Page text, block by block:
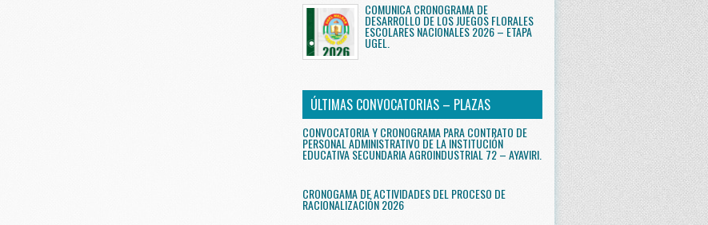
COMUNICA CRONOGRAMA DE
DESARROLLO DE LOS JUEGOS FLORALES
ESCOLARES NACIONALES 2026 – ETAPA
UGEL.
ÚLTIMAS CONVOCATORIAS – PLAZAS
CONVOCATORIA Y CRONOGRAMA PARA CONTRATO DE
PERSONAL ADMINISTRATIVO DE LA INSTITUCIÓN
EDUCATIVA SECUNDARIA AGROINDUSTRIAL 72 – AYAVIRI.
CRONOGAMA DE ACTIVIDADES DEL PROCESO DE
RACIONALIZACIÓN 2026